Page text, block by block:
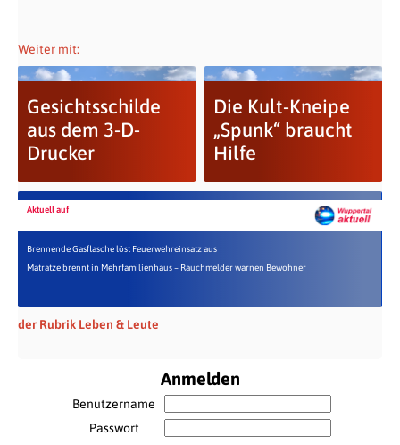
Weiter mit:
Gesichtsschilde
aus dem 3-D-
Drucker
Die Kult-Kneipe
„Spunk“ braucht
Hilfe
Aktuell auf
Brennende Gasflasche löst Feuerwehreinsatz aus
Matratze brennt in Mehrfamilienhaus – Rauchmelder warnen Bewohner
der Rubrik Leben & Leute
Anmelden
Benutzername
Passwort